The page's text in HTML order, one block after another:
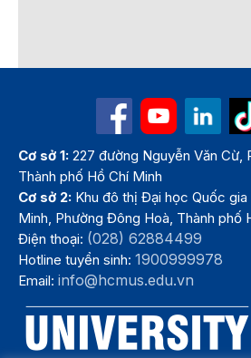
Cơ sở 1: 227 đường Nguyễn Văn Cừ,
Thành phố Hồ Chí Minh
Cơ sở 2: Khu đô thị Đại học Quốc
Minh, Phường Đông Hoà, Thành phố
Điện thoại: (028) 62884499
Hotline tuyển sinh:1900999978
Email:info@hcmus.edu.vn